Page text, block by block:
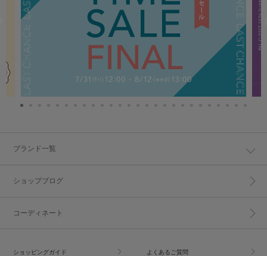
ブランド一覧
ショップブログ
コーディネート
ショッピングガイド よくあるご質問